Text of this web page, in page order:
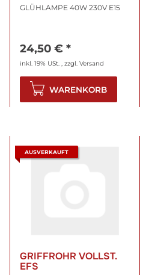
GLÜHLAMPE 40W 230V E15
24,50 € *
inkl. 19% USt. , zzgl. Versand
WARENKORB
AUSVERKAUFT
GRIFFROHR VOLLST.
EFS